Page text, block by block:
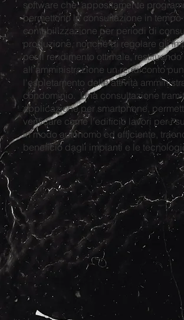
software che, appositamente
permettono la consultazione in tempo
contabilizzazione per periodi di
produzione, nonché di regolare gli
per il rendimento ottimale, restituendo
all'amministrazione un rendiconto
l'espletamento delle attività
condominio. Una consultazione
applicazione per smartphone,
verificare come l'edificio lavori per i
in modo autonomo ed efficiente,
beneficio dagli impianti e le